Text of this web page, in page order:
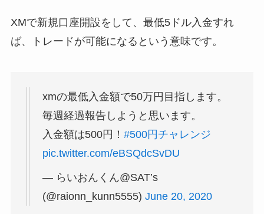
XMで新規口座開設をして、最低5ドル入金すれ
ば、トレードが可能になるという意味です。
xmの最低入金額で50万円目指します。
毎週経過報告しようと思います。
入金額は500円！ #500円チャレンジ
pic.twitter.com/eBSQdcSvDU
— らいおんくん@SAT’s
(@raionn_kunn5555) June 20, 2020